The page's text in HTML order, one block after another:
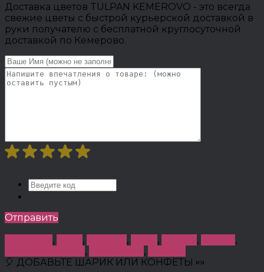
Доставка цветов TULPAN KEMEROVO - это всегда
свежие цветы с быстрой курьерской доставкой в
руки получателю с бесплатной круглосуточной
доставкой по Кемерово.
Отправить
, , , , ,
,
, ,
🎈 ДОБАВЬТЕ ШАРИК ИЛИ КОНФЕТЫ 🍬